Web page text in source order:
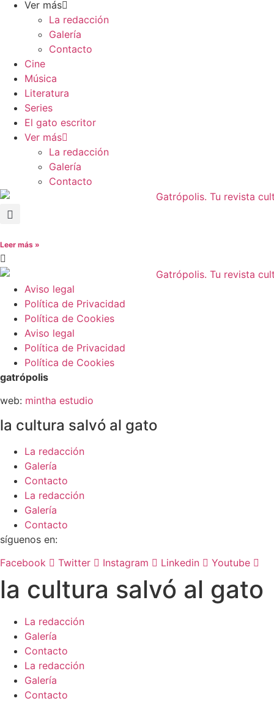
Ver más
La redacción
Galería
Contacto
Cine
Música
Literatura
Series
El gato escritor
Ver más
La redacción
Galería
Contacto
Leer más »
Aviso legal
Política de Privacidad
Política de Cookies
Aviso legal
Política de Privacidad
Política de Cookies
gatrópolis
web: mintha estudio
la cultura salvó al gato
La redacción
Galería
Contacto
La redacción
Galería
Contacto
síguenos en:
Facebook
Twitter Instagram Linkedin Youtube
la cultura salvó al gato
La redacción
Galería
Contacto
La redacción
Galería
Contacto